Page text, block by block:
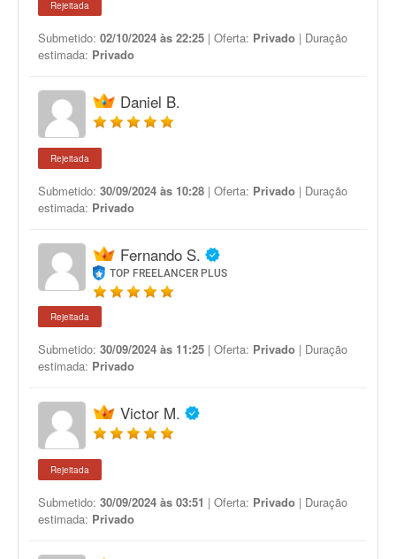
Rejeitada
Submetido: 02/10/2024 às 22:25 | Oferta: Privado | Duração
estimada: Privado
Daniel B.
Rejeitada
Submetido: 30/09/2024 às 10:28 | Oferta: Privado | Duração
estimada: Privado
Fernando S.
TOP FREELANCER PLUS
Rejeitada
Submetido: 30/09/2024 às 11:25 | Oferta: Privado | Duração
estimada: Privado
Victor M.
Rejeitada
Submetido: 30/09/2024 às 03:51 | Oferta: Privado | Duração
estimada: Privado